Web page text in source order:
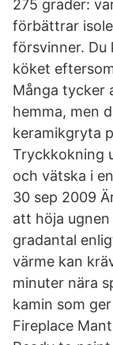
275 grader:
förbättrar
försvinner. Du
köket
Många tycker
hemma, men
keramikgryta
Tryckkokning
och vätska i
30 sep 2009
att höja
gradantal
värme kan
minuter nära
kamin som
Fireplace